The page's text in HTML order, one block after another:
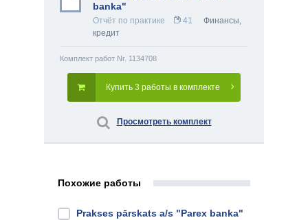
banka"
Отчёт по практике 41
Финансы,
кредит
Комплект работ Nr. 1134708
Купить 3 работы в комплекте
Просмотреть комплект
Похожие работы
Prakses pārskats a/s "Parex banka"